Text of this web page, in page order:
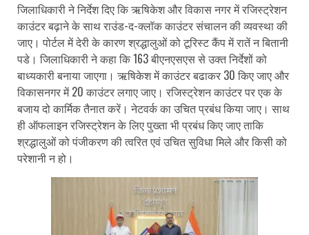
जिलाधिकारी ने निर्देश दिए कि ऋषिकेश और विकास नगर में रजिस्ट्रेशन
काउंटर बढ़ाने के साथ राउंड-द-क्लॉक काउंटर संचालन की व्यवस्था की
जाए। पोर्टल में देरी के कारण श्रद्धालुओं को टूरिस्ट कैंप में रातें न बितानी
पडे। जिलाधिकारी ने कहा कि 163 बीएनएसएस से उक्त निर्देशों को
बाध्यकारी बनाया जाएगा। ऋषिकेश में काउंटर बढाकर 30 किए जाए और
विकासनगर में 20 काउंटर लगाए जाए। रजिस्ट्रेशन काउंटर पर एक के
बजाय दो कार्मिक तैनात करें। नेटवर्क का उचित प्रबंध किया जाए। साथ
ही ऑफलाइन रजिस्ट्रेशन के लिए पुख्ता भी प्रबंध किए जाए ताकि
श्रद्धालुओं को पंजीकरण की त्वरित एवं उचित सुविधा मिले और किसी को
परेशानी न हो।